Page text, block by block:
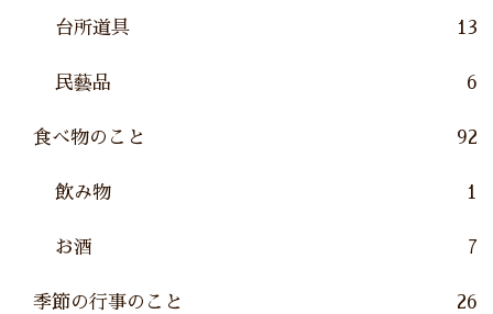
台所道具 13
民藝品 6
食べ物のこと 92
飲み物 1
お酒 7
季節の行事のこと 26